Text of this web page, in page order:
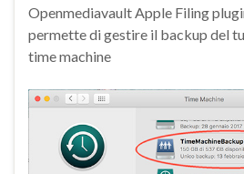
Openmediavault Apple Filing
permette di gestire il backup del
time machine